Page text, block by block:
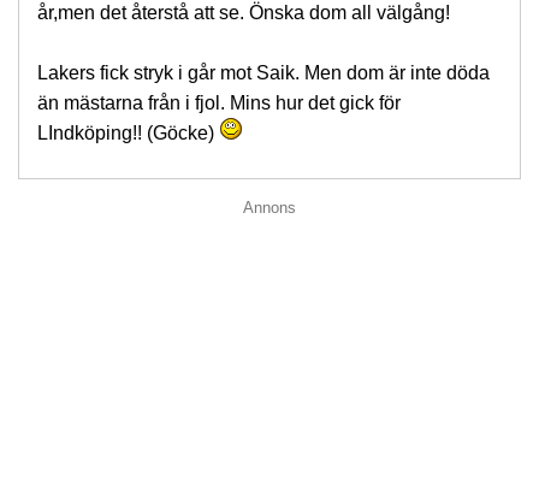
år,men det återstå att se. Önska dom all välgång!
Lakers fick stryk i går mot Saik. Men dom är inte döda
än mästarna från i fjol. Mins hur det gick för
LIndköping!! (Göcke)
Annons